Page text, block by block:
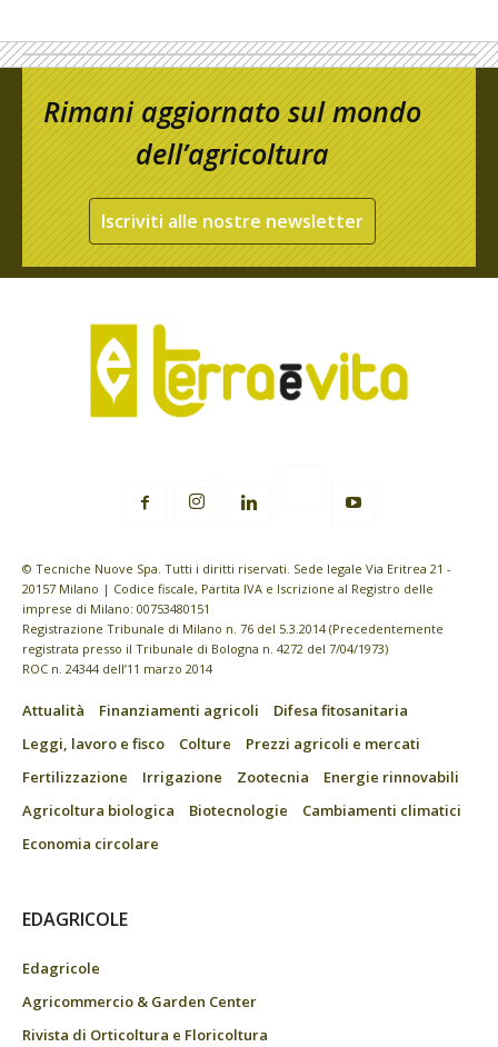
Rimani aggiornato sul mondo
dell’agricoltura
Iscriviti alle nostre newsletter
© Tecniche Nuove Spa. Tutti i diritti riservati. Sede legale Via Eritrea 21 -
20157 Milano | Codice fiscale, Partita IVA e Iscrizione al Registro delle
imprese di Milano: 00753480151
Registrazione Tribunale di Milano n. 76 del 5.3.2014 (Precedentemente
registrata presso il Tribunale di Bologna n. 4272 del 7/04/1973)
ROC n. 24344 dell’11 marzo 2014
Attualità Finanziamenti agricoli
Difesa fitosanitaria
Leggi, lavoro e fisco
Colture
Prezzi agricoli e mercati
Fertilizzazione
Irrigazione Zootecnia
Energie rinnovabili
Agricoltura biologica
Biotecnologie
Cambiamenti climatici
Economia circolare
EDAGRICOLE
Edagricole
Agricommercio & Garden Center
Rivista di Orticoltura e Floricoltura